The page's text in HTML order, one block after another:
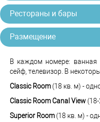
Рестораны и бары
Размещение
В каждом номере: ванная
сейф, телевизор. В
Classic Room(18 кв. м) -
Classic Room Canal View(18-
Superior Room(18 кв. м) -